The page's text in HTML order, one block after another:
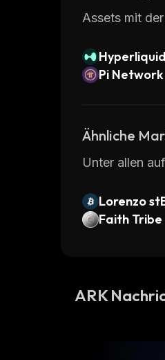
Assets mit
Hyperliquid
Pi Network
Ähnliche
Unter allen
Lorenzo
Faith Tribe
ARK